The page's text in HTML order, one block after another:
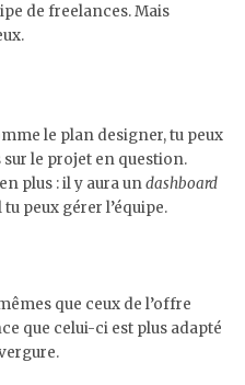
de freelances. Mais
le plan designer, tu peux
le projet en question.
plus : il y aura undashboard
peux gérer l’équipe.
que ceux de l’offre
que celui-ci est plus adapté